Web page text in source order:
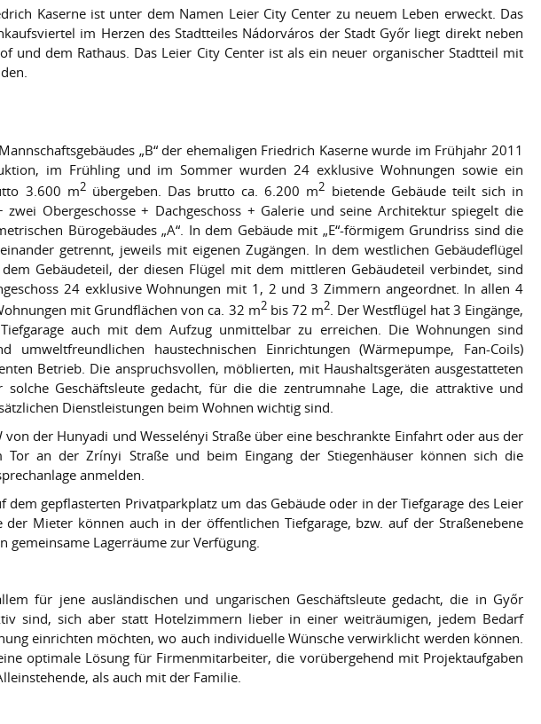
Kaserne ist unter dem Namen Leier City Center zu neuem Leben erweckt. Das
im Herzen des Stadtteiles Nádorváros der Stadt Győr liegt direkt neben
und dem Rathaus. Das Leier City Center ist als ein neuer organischer Stadtteil mit
„B“ der ehemaligen Friedrich Kaserne wurde im Frühjahr 2011
im Frühling und im Sommer wurden 24 exklusive Wohnungen sowie ein
3.600 m2übergeben. Das brutto ca. 6.200 m2 bietende Gebäude teilt sich in
zwei Obergeschosse + Dachgeschoss + Galerie und seine Architektur spiegelt die
Bürogebäudes „A“. In dem Gebäude mit „E“-förmigem Grundriss sind die
getrennt, jeweils mit eigenen Zugängen. In dem westlichen Gebäudeflügel
Gebäudeteil, der diesen Flügel mit dem mittleren Gebäudeteil verbindet, sind
24 exklusive Wohnungen mit 1, 2 und 3 Zimmern angeordnet. In allen 4
mit Grundflächen von ca. 32 m2bis 72 m2. Der Westflügel hat 3 Eingänge,
auch mit dem Aufzug unmittelbar zu erreichen. Die Wohnungen sind
haustechnischen Einrichtungen (Wärmepumpe, Fan-Coils)
Betrieb. Die anspruchsvollen, möblierten, mit Haushaltsgeräten ausgestatteten
Geschäftsleute gedacht, für die die zentrumnahe Lage, die attraktive und
Dienstleistungen beim Wohnen wichtig sind.
von der Hunyadi und Wesselényi Straße über eine beschrankte Einfahrt oder aus der
Tor an der Zrínyi Straße und beim Eingang der Stiegenhäuser können sich die
anmelden.
dem gepflasterten Privatparkplatz um das Gebäude oder in der Tiefgarage des Leier
der Mieter können auch in der öffentlichen Tiefgarage, bzw. auf der Straßenebene
gemeinsame Lagerräume zur Verfügung.
für jene ausländischen und ungarischen Geschäftsleute gedacht, die in Győr
sind, sich aber statt Hotelzimmern lieber in einer weiträumigen, jedem Bedarf
einrichten möchten, wo auch individuelle Wünsche verwirklicht werden können.
optimale Lösung für Firmenmitarbeiter, die vorübergehend mit Projektaufgaben
als auch mit der Familie.